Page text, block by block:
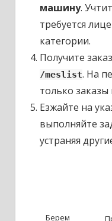
машину.
требуется
категории.
Получите
/meslist. На
только
Езжайте на
выполняйте
устраняя
Берем